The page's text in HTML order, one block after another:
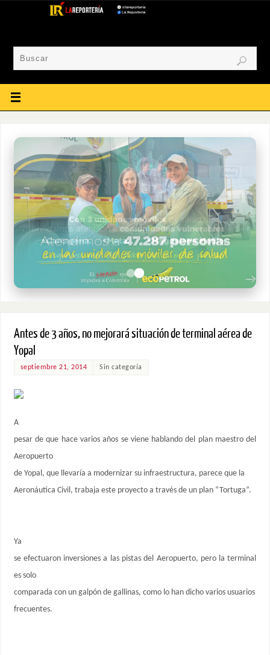
Antes de 3 años, no mejorará situación de terminal aérea de
Yopal
septiembre 21, 2014 Sin categoría
A
pesar de que hace varios años se viene hablando del plan maestro del
Aeropuerto
de Yopal, que llevaría a modernizar su infraestructura, parece que la
Aeronáutica Civil, trabaja este proyecto a través de un plan “Tortuga”.
Ya
se efectuaron inversiones a las pistas del Aeropuerto, pero la terminal
es solo
comparada con un galpón de gallinas, como lo han dicho varios usuarios
frecuentes.